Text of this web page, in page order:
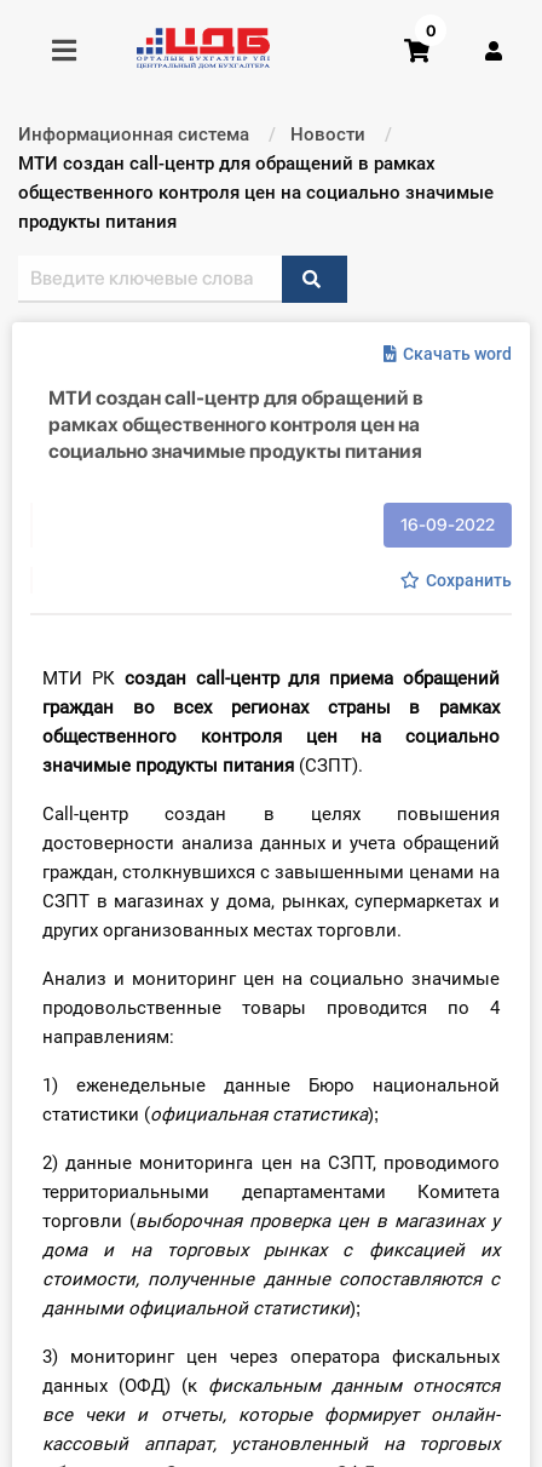
Получить консультацию
Купить доступ
Главная ИС
Консультации
Правовая база
Справочник бухгалтера
Участник ВЭД
Практика ИП
Кадры. Труд. Зарплата.
Учет по отраслям
Юридический помощник
Интернет-магазин
О Системе
Обучение
Тарифы
Тестирование для
бухгалтера
0
Информационная система
Новости
Текущий:
МТИ создан call-центр для обращений в рамках
общественного контроля цен на социально значимые
продукты питания
Скачать word
МТИ создан call-центр для обращений в
рамках общественного контроля цен на
социально значимые продукты питания
16-09-2022
Сохранить
МТИ РК создан call-центр для приема обращений
граждан во всех регионах страны в рамках
общественного контроля цен на социально
значимые продукты питания (СЗПТ).
Сall-центр создан в целях повышения
достоверности анализа данных и учета обращений
граждан, столкнувшихся с завышенными ценами на
СЗПТ в магазинах у дома, рынках, супермаркетах и
других организованных местах торговли.
Анализ и мониторинг цен на социально значимые
продовольственные товары проводится по 4
направлениям:
1) еженедельные данные Бюро национальной
статистики (официальная статистика);
2) данные мониторинга цен на СЗПТ, проводимого
территориальными департаментами Комитета
торговли (выборочная проверка цен в магазинах у
дома и на торговых рынках с фиксацией их
стоимости, полученные данные сопоставляются с
данными официальной статистики);
3) мониторинг цен через оператора фискальных
данных (ОФД) (к фискальным данным относятся
все чеки и отчеты, которые формирует онлайн-
кассовый аппарат, установленный на торговых